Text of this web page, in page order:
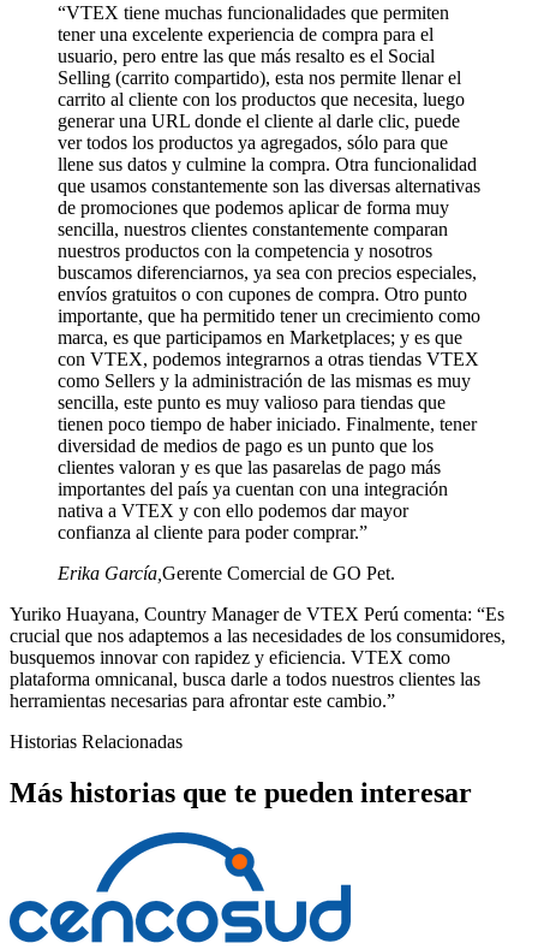
“VTEX tiene muchas funcionalidades que permiten
tener una excelente experiencia de compra para el
usuario, pero entre las que más resalto es el Social
Selling (carrito compartido), esta nos permite llenar el
carrito al cliente con los productos que necesita, luego
generar una URL donde el cliente al darle clic, puede
ver todos los productos ya agregados, sólo para que
llene sus datos y culmine la compra. Otra funcionalidad
que usamos constantemente son las diversas alternativas
de promociones que podemos aplicar de forma muy
sencilla, nuestros clientes constantemente comparan
nuestros productos con la competencia y nosotros
buscamos diferenciarnos, ya sea con precios especiales,
envíos gratuitos o con cupones de compra. Otro punto
importante, que ha permitido tener un crecimiento como
marca, es que participamos en Marketplaces; y es que
con VTEX, podemos integrarnos a otras tiendas VTEX
como Sellers y la administración de las mismas es muy
sencilla, este punto es muy valioso para tiendas que
tienen poco tiempo de haber iniciado. Finalmente, tener
diversidad de medios de pago es un punto que los
clientes valoran y es que las pasarelas de pago más
importantes del país ya cuentan con una integración
nativa a VTEX y con ello podemos dar mayor
confianza al cliente para poder comprar.”
Erika García Gerente Comercial de GO Pet.
Yuriko Huayana, Country Manager de VTEX Perú comenta: “Es
crucial que nos adaptemos a las necesidades de los consumidores,
busquemos innovar con rapidez y eficiencia. VTEX como
plataforma omnicanal, busca darle a todos nuestros clientes las
herramientas necesarias para afrontar este cambio.”
Historias Relacionadas
Más historias que te pueden interesar